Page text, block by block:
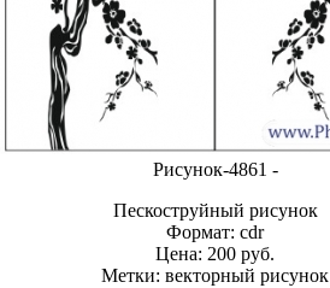
Рисунок-4861 -
Пескоструйный рисунок
Формат: cdr
Цена: 200 руб.
Метки: векторный рисунок